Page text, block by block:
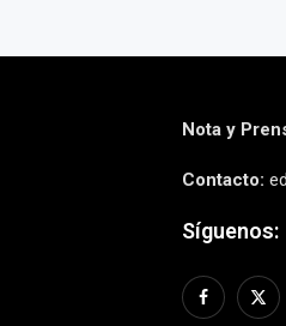
Nota y
Contacto:
Síguenos: